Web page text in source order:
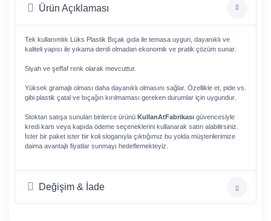
Ürün Açıklaması
Tek kullanımlık Lüks Plastik Bıçak gıda ile temasa uygun, dayanıklı ve
kaliteli yapısı ile yıkama derdi olmadan ekonomik ve pratik çözüm sunar.
Siyah ve şeffaf renk olarak mevcuttur.
Yüksek gramajlı olması daha dayanıklı olmasını sağlar. Özellikle et, pide vs.
gibi plastik çatal ve bıçağın kırılmaması gereken durumlar için uygundur.
Stoktan satışa sunulan binlerce ürünü KullanAtFabrikası güvencesiyle
kredi kartı veya kapıda ödeme seçeneklerini kullanarak satın alabilirsiniz.
İster bir paket ister bir koli sloganıyla çıktığımız bu yolda müşterilerimize
daima avantajlı fiyatlar sunmayı hedeflemekteyiz.
Değişim & İade